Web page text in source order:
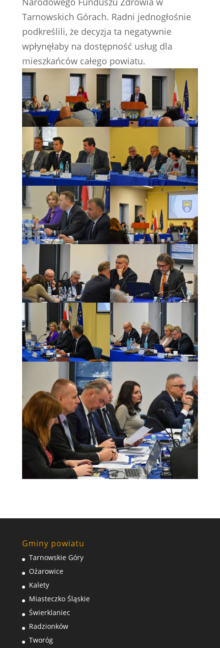
Tarnowskich Górach. Radni jednogłośnie
podkreślili, że decyzja ta negatywnie
wpłynęłaby na dostępność usług dla
mieszkańców całego powiatu.
Gminy powiatu
Tarnowskie Góry
Ożarowice
Kalety
Miasteczko Śląskie
Świerklaniec
Radzionków
Tworóg